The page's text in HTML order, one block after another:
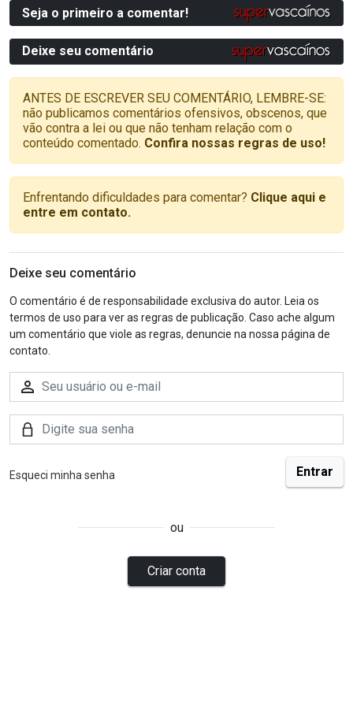
Seja o primeiro a comentar!
Deixe seu comentário
ANTES DE ESCREVER SEU COMENTÁRIO, LEMBRE-SE:
não publicamos comentários ofensivos, obscenos, que
vão contra a lei ou que não tenham relação com o
conteúdo comentado. Confira nossas regras de uso!
Enfrentando dificuldades para comentar? Clique aqui e
entre em contato.
Deixe seu comentário
O comentário é de responsabilidade exclusiva do autor. Leia os
termos de uso para ver as regras de publicação. Caso ache algum
um comentário que viole as regras, denuncie na nossa página de
contato.
Esqueci minha senha
ou
Criar conta